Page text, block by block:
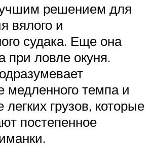
решением для
вялого и
судака. Еще она
при ловле окуня.
медленного темпа и
грузов, которые
постепенное